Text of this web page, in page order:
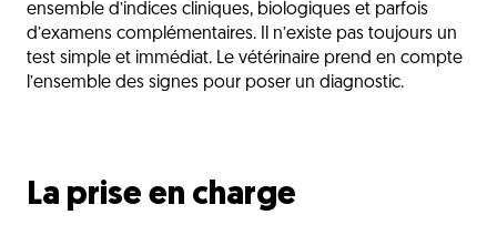
ensemble d’indices cliniques, biologiques et parfois
d’examens complémentaires. Il n’existe pas toujours un
test simple et immédiat. Le vétérinaire prend en compte
l’ensemble des signes pour poser un diagnostic.
La prise en charge